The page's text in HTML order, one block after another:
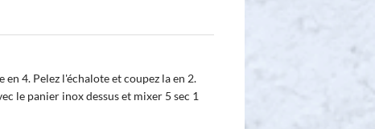
en 4. Pelez l'échalote et coupez la en 2.
le panier inox dessus et mixer 5 sec 1